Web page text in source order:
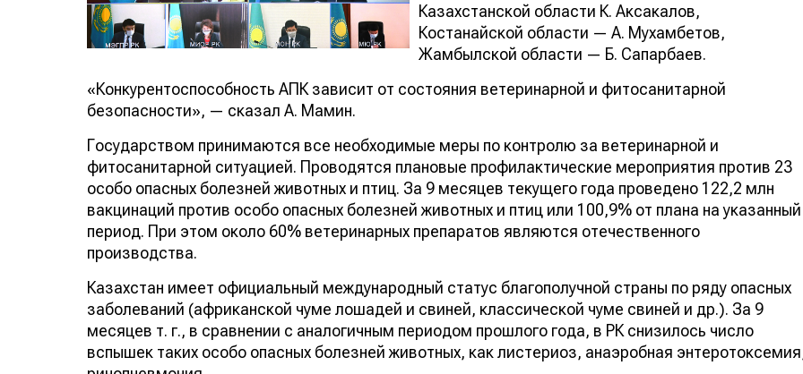
Казахстанской области К. Аксакалов,
Костанайской области — А. Мухамбетов,
Жамбылской области — Б. Сапарбаев.
«Конкурентоспособность АПК зависит от состояния ветеринарной и фитосанитарной
безопасности», — сказал А. Мамин.
Государством принимаются все необходимые меры по контролю за ветеринарной и
фитосанитарной ситуацией. Проводятся плановые профилактические мероприятия против 23
особо опасных болезней животных и птиц. За 9 месяцев текущего года проведено 122,2 млн
вакцинаций против особо опасных болезней животных и птиц или 100,9% от плана на указанный
период. При этом около 60% ветеринарных препаратов являются отечественного
производства.
Казахстан имеет официальный международный статус благополучной страны по ряду опасных
заболеваний (африканской чуме лошадей и свиней, классической чуме свиней и др.). За 9
месяцев т. г., в сравнении с аналогичным периодом прошлого года, в РК снизилось число
вспышек таких особо опасных болезней животных, как листериоз, анаэробная